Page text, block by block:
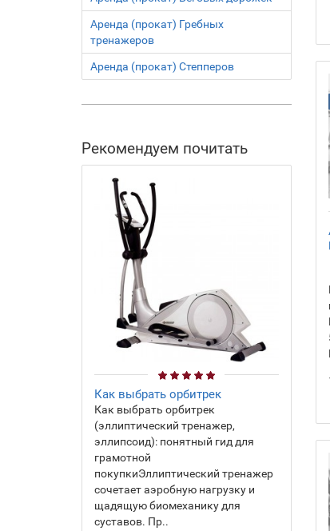
Аренда (прокат) Гребных
тренажеров
Аренда (прокат) Степперов
Рекомендуем почитать
Как выбрать орбитрек
Как выбрать орбитрек
(эллиптический тренажер,
эллипсоид): понятный гид для
грамотной
покупкиЭллиптический тренажер
сочетает аэробную нагрузку и
щадящую биомеханику для
суставов. Пр..